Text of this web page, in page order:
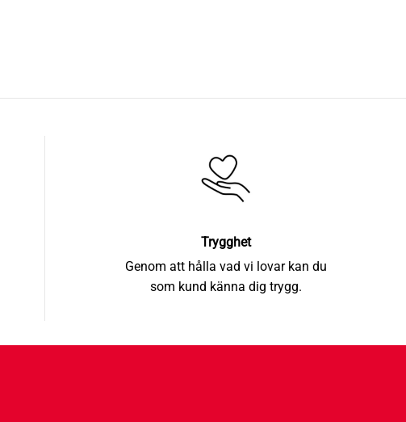
Trygghet
Genom att hålla vad vi lovar kan du
som kund känna dig trygg.